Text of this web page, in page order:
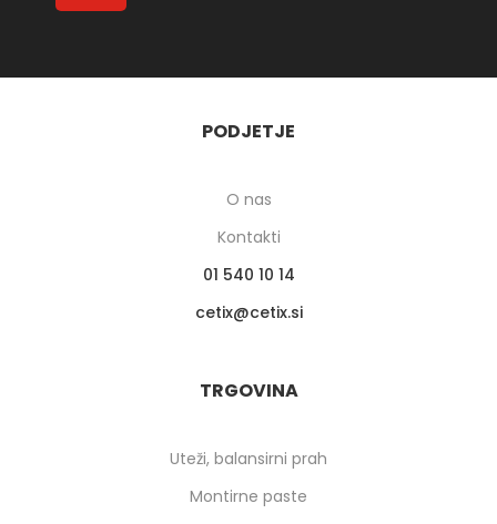
PODJETJE
O nas
Kontakti
01 540 10 14
cetix
cetix.si
TRGOVINA
Uteži, balansirni prah
Montirne paste